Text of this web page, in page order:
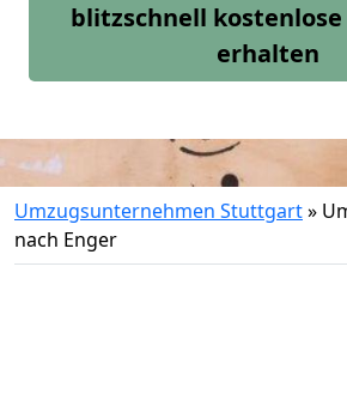
blitzschnell
erhalten
Umzugsunternehmen Stuttgart»
nach Enger